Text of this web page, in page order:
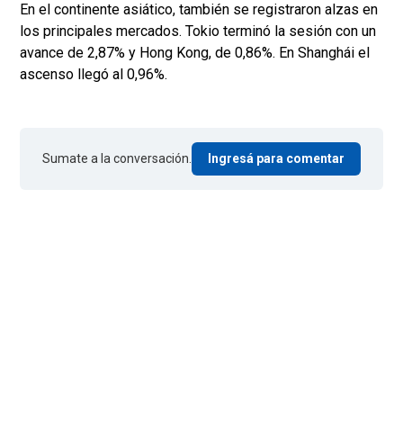
En el continente asiático, también se registraron alzas en
los principales mercados. Tokio terminó la sesión con un
avance de 2,87% y Hong Kong, de 0,86%. En Shanghái el
ascenso llegó al 0,96%.
Sumate a la conversación. Ingresá para comentar